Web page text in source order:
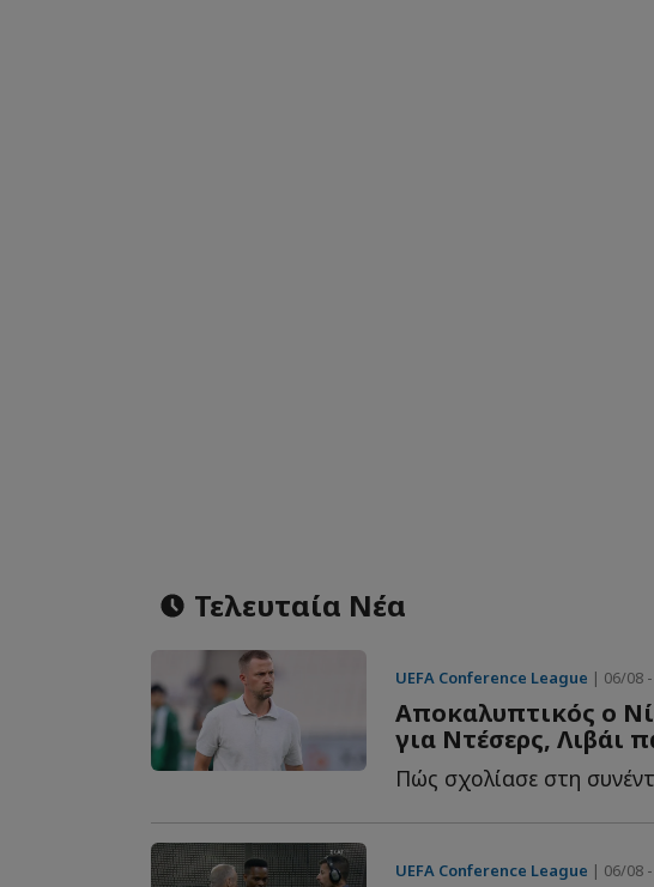
Τελευταία Νέα
UEFA Conference League | 06/08
Αποκαλυπτικός ο
για Ντέσερς, Λιβάι
UEFA Conference League | 06/08 -